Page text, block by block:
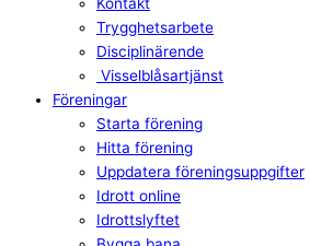
Trygghetsarbete
Disciplinärende
Visselblåsartjänst
Föreningar
Starta förening
Hitta förening
Uppdatera föreningsuppgifter
Idrott online
Idrottslyftet